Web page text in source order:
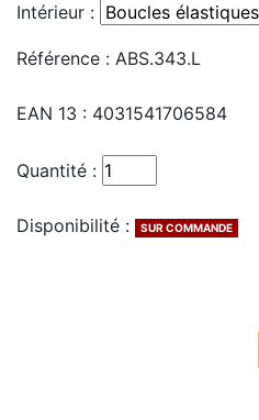
Intérieur :
Référence : ABS.343.L
EAN 13 : 4031541706584
Quantité :
Disponibilité : SUR COMMANDE